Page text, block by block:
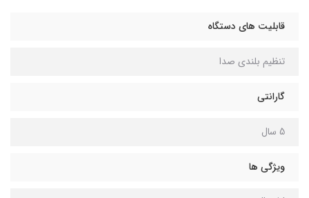
قابلیت های دستگاه
تنظیم بلندی صدا
گارانتی
5 سال
ویژگی ها